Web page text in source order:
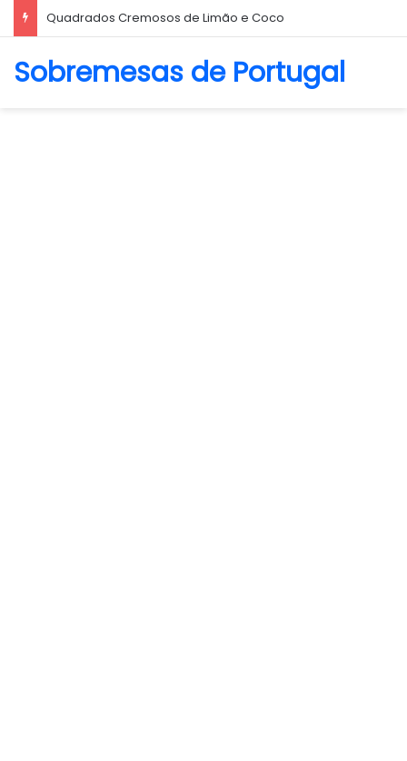
Quadrados Cremosos de Limão e Coco
Sobremesas de Portugal